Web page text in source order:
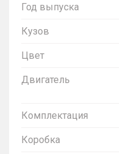
Год выпуска
Кузов
Цвет
Двигатель
Комплектация
Коробка